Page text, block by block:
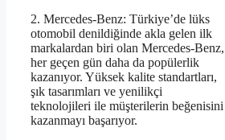
2. Mercedes-Benz: Türkiye’de lüks
otomobil denildiğinde akla gelen ilk
markalardan biri olan Mercedes-Benz,
her geçen gün daha da popülerlik
kazanıyor. Yüksek kalite standartları,
şık tasarımları ve yenilikçi
teknolojileri ile müşterilerin beğenisini
kazanmayı başarıyor.